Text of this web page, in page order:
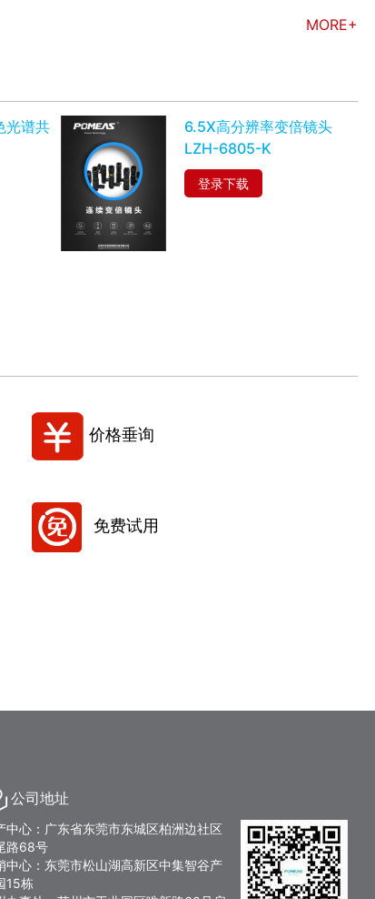
MORE+
光谱共
6.5X高分辨率变倍镜头
LZH-6805-K
登录下载
价格垂询
免费试用
公司地址
中心：广东省东莞市东城区柏洲边社区
路68号
中心：东莞市松山湖高新区中集智谷产
15栋